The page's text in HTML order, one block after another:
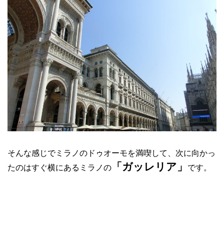
そんな感じでミラノのドゥオーモを満喫して、次に向かっ
たのはすぐ横にあるミラノの
「ガッレリア」 です。